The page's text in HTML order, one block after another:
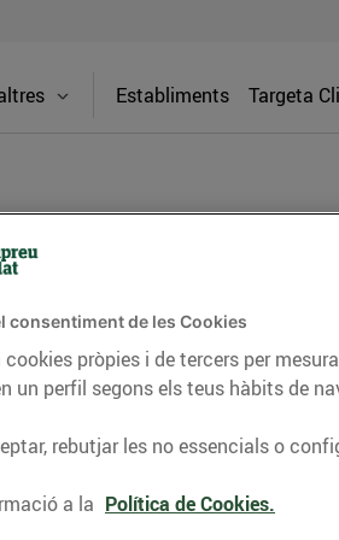
Establiments Targeta
de Mar
Mar trobaràs productes de primera
snacks i molt més. Perfecte per a les
consentiment de les Cookies
pròpies i de tercers per
un perfil segons els teus hàbits de
rebutjar les no essencials o
a la Política de Cookies.